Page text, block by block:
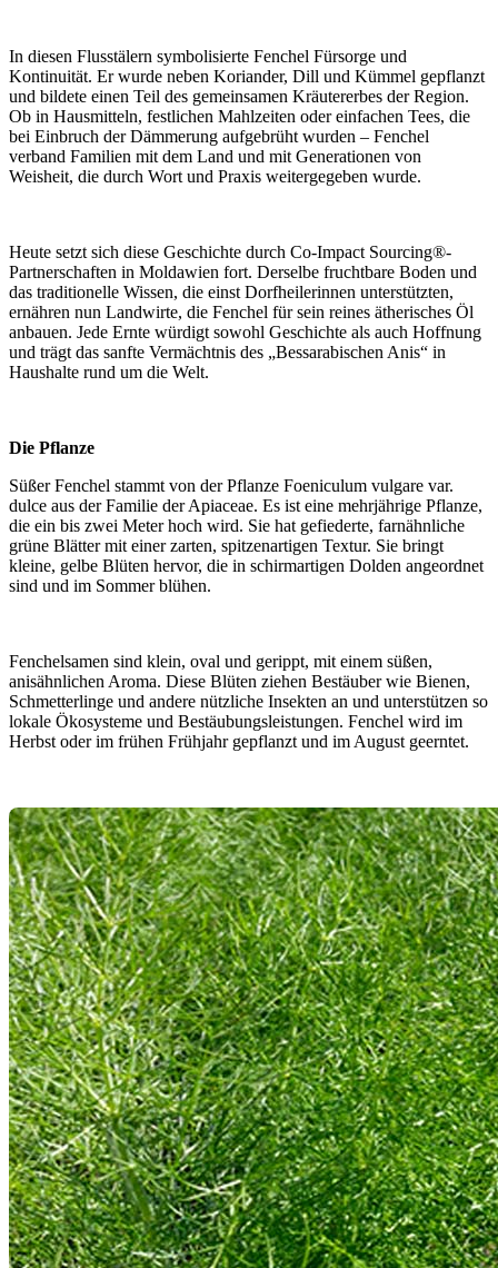
In diesen Flusstälern symbolisierte Fenchel Fürsorge und
Kontinuität. Er wurde neben Koriander, Dill und Kümmel gepflanzt
und bildete einen Teil des gemeinsamen Kräutererbes der Region.
Ob in Hausmitteln, festlichen Mahlzeiten oder einfachen Tees, die
bei Einbruch der Dämmerung aufgebrüht wurden – Fenchel
verband Familien mit dem Land und mit Generationen von
Weisheit, die durch Wort und Praxis weitergegeben wurde.
Heute setzt sich diese Geschichte durch Co-Impact Sourcing®-
Partnerschaften in Moldawien fort. Derselbe fruchtbare Boden und
das traditionelle Wissen, die einst Dorfheilerinnen unterstützten,
ernähren nun Landwirte, die Fenchel für sein reines ätherisches Öl
anbauen. Jede Ernte würdigt sowohl Geschichte als auch Hoffnung
und trägt das sanfte Vermächtnis des „Bessarabischen Anis“ in
Haushalte rund um die Welt.
Die Pflanze
Süßer Fenchel stammt von der Pflanze Foeniculum vulgare var.
dulce aus der Familie der Apiaceae. Es ist eine mehrjährige Pflanze,
die ein bis zwei Meter hoch wird. Sie hat gefiederte, farnähnliche
grüne Blätter mit einer zarten, spitzenartigen Textur. Sie bringt
kleine, gelbe Blüten hervor, die in schirmartigen Dolden angeordnet
sind und im Sommer blühen.
Fenchelsamen sind klein, oval und gerippt, mit einem süßen,
anisähnlichen Aroma. Diese Blüten ziehen Bestäuber wie Bienen,
Schmetterlinge und andere nützliche Insekten an und unterstützen so
lokale Ökosysteme und Bestäubungsleistungen. Fenchel wird im
Herbst oder im frühen Frühjahr gepflanzt und im August geerntet.